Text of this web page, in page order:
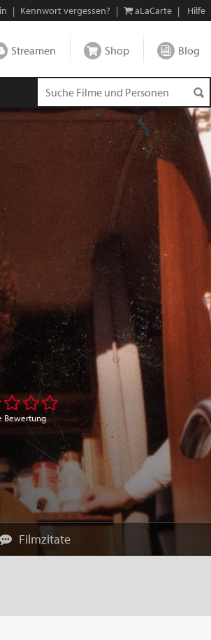
| Kennwort vergessen? | aLaCarte | Hilfe
Streamen Shop Blog
Bewertung
Filmzitate